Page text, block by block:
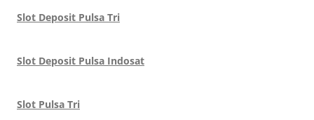
Slot Deposit Pulsa Tri
Slot Deposit Pulsa Indosat
Slot Pulsa Tri